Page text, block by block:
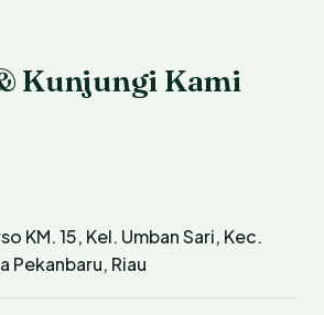
Kunjungi Kami
KM. 15, Kel. Umban Sari, Kec.
Pekanbaru, Riau